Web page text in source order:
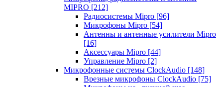
MIPRO [212]
Радиосистемы Mipro [96]
Микрофоны Mipro [54]
Антенны и антенные усилители Mipro
[16]
Аксессуары Mipro [44]
Управление Mipro [2]
Микрофонные системы ClockAudio [148]
Врезные микрофоны ClockAudio [75]